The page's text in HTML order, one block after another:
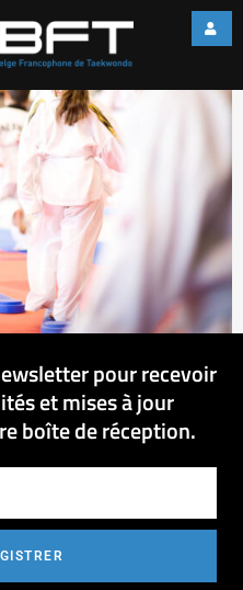
pour recevoir
et mises à jour
boîte de réception.